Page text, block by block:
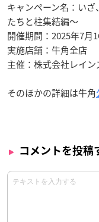
キャンペーン名：い
たちと柱集結編〜
開催期間：2025年7月
実施店舗：牛角全店
主催：株式会社レイ
そのほかの詳細は牛角
コメントを投稿